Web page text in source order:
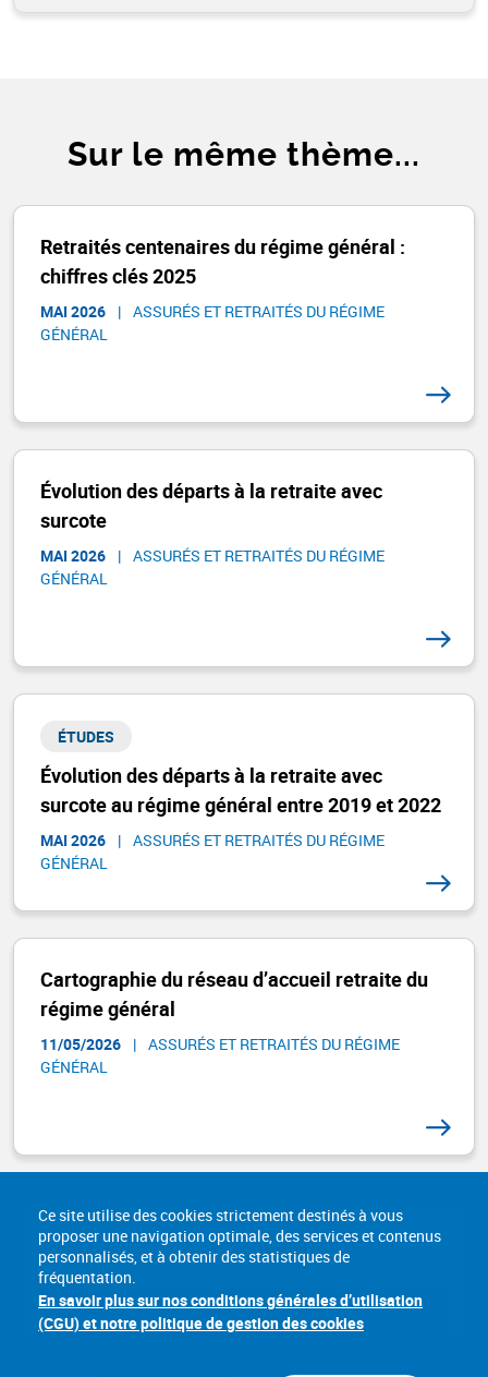
Sur le même thème...
Retraités centenaires du régime général :
chiffres clés 2025
MAI 2026 | ASSURÉS ET RETRAITÉS DU RÉGIME
GÉNÉRAL​
Évolution des départs à la retraite avec
surcote
MAI 2026 | ASSURÉS ET RETRAITÉS DU RÉGIME
GÉNÉRAL​
Évolution des départs à la retraite avec
surcote au régime général entre 2019 et 2022
ÉTUDES
MAI 2026 | ASSURÉS ET RETRAITÉS DU RÉGIME
GÉNÉRAL​
Cartographie du réseau d’accueil retraite du
régime général
11/05/2026 | ASSURÉS ET RETRAITÉS DU RÉGIME
GÉNÉRAL​
Ce site utilise des cookies strictement destinés à vous
proposer une navigation optimale, des services et contenus
personnalisés, et à obtenir des statistiques de
fréquentation.
En savoir plus sur nos conditions générales d’utilisation
(CGU) et notre politique de gestion des cookies